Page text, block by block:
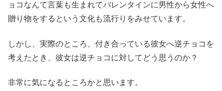
ョコなんて言葉も生まれてバレンタインに男性から女性へ
贈り物をするという文化も流行りをみせています。
しかし、実際のところ、付き合っている彼女へ逆チョコを
考えたとき、彼女は逆チョコに対してどう思うのか？
非常に気になるところかと思います。